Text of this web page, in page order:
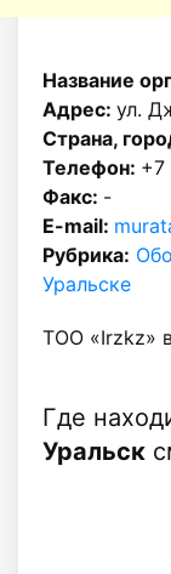
Название
Адрес: ул.
Страна,
Телефон: +7
Факс: -
E-mail:
Рубрика:
Уральске
ТОО «Irzkz»
Где
Уральск